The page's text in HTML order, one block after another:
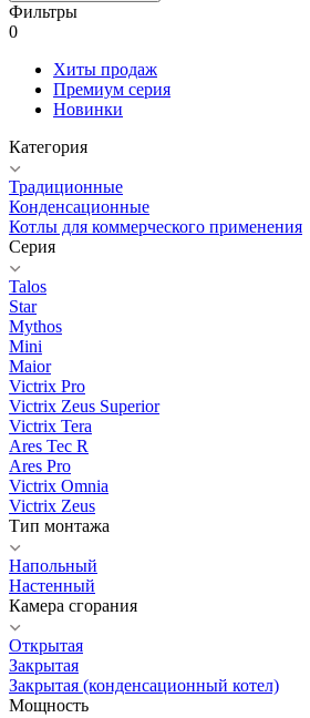
Фильтры
0
Хиты продаж
Премиум серия
Новинки
Категория
Традиционные
Конденсационные
Котлы для коммерческого применения
Серия
Talos
Star
Mythos
Mini
Maior
Victrix Pro
Victrix Zeus Superior
Victrix Tera
Ares Tec R
Ares Pro
Victrix Omnia
Victrix Zeus
Тип монтажа
Напольный
Настенный
Камера сгорания
Открытая
Закрытая
Закрытая (конденсационный котел)
Мощность